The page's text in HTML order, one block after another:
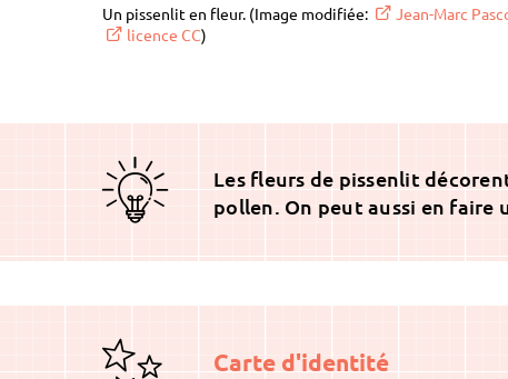
Un pissenlit en fleur. (Image modifiée: Jean-Marc
licence CC)
Les fleurs de pissenlit
pollen. On peut aussi en faire
Carte d'identité